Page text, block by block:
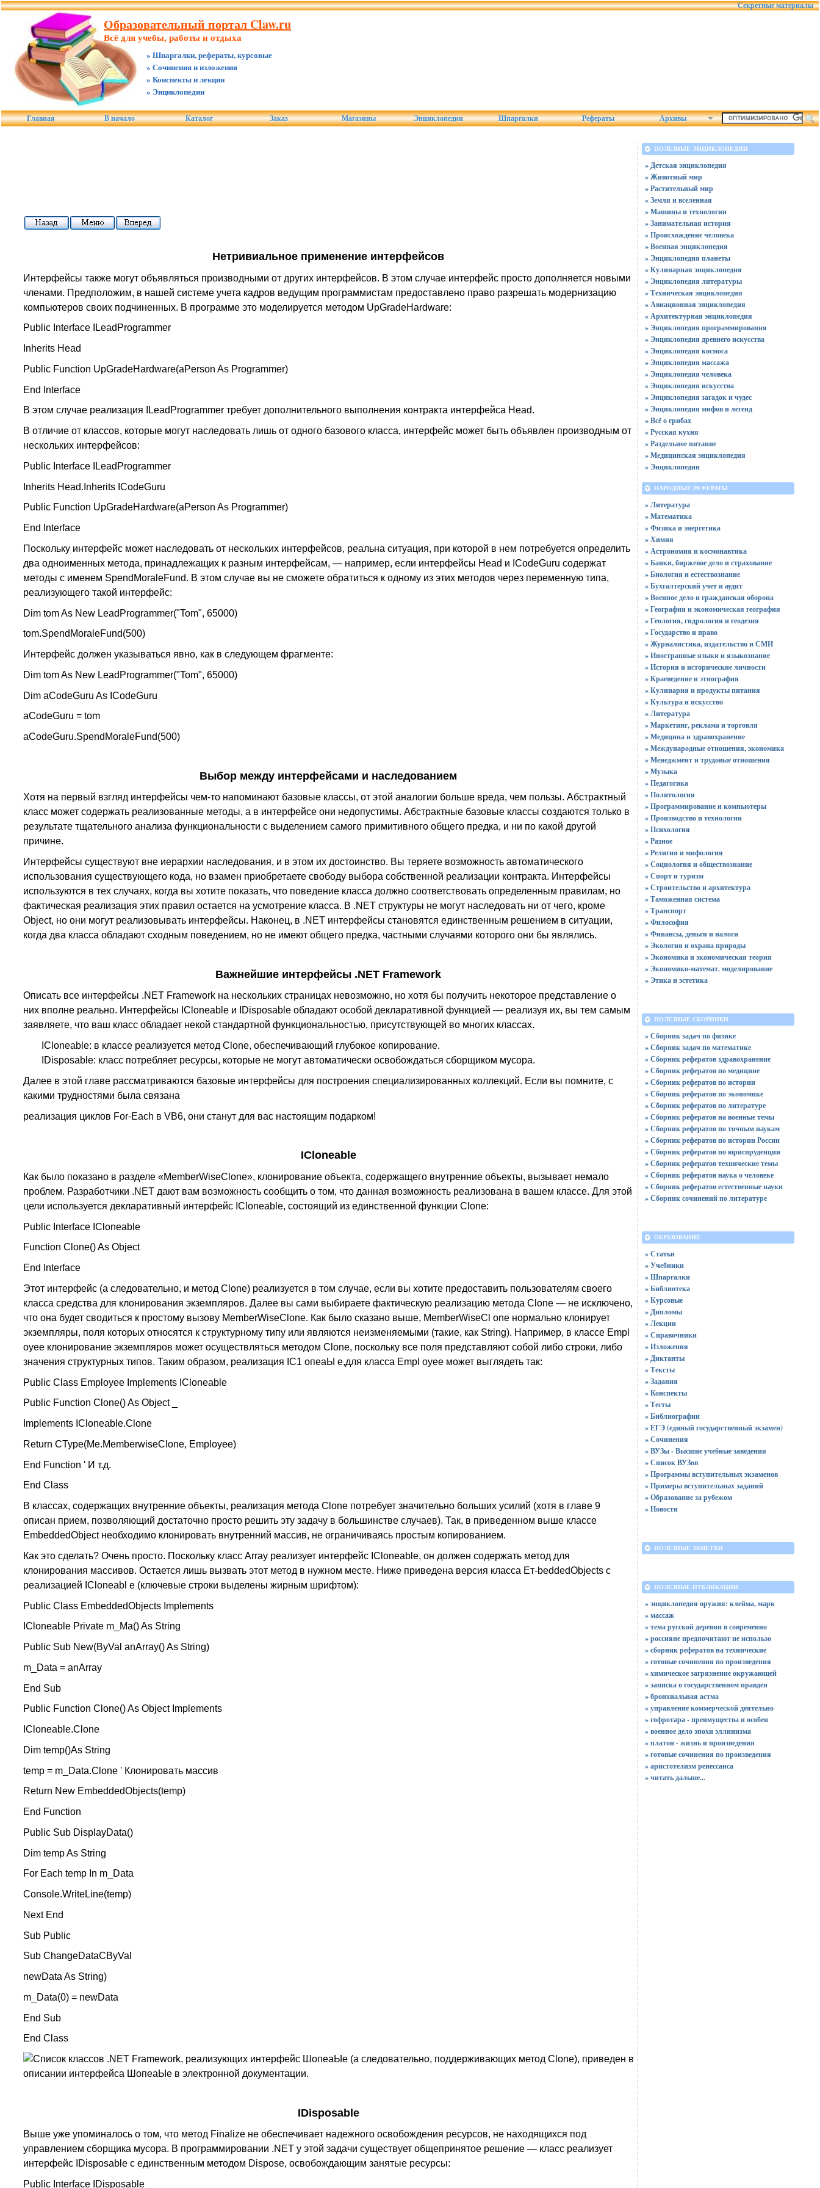
Секретные материалы
Образовательный портал Claw.ru
Всё для учебы, работы и отдыха
» Шпаргалки, рефераты, курсовые
» Сочинения и изложения
» Конспекты и лекции
» Энциклопедии
Главная В начало Каталог Заказ Магазины Энциклопедии Шпаргалки Рефераты Архивы
Нетривиальное применение интерфейсов
Интерфейсы также могут объявляться производными от других интерфейсов. В этом случае интерфейс просто дополняется новыми
членами. Предположим, в нашей системе учета кадров ведущим программистам предоставлено право разрешать модернизацию
компьютеров своих подчиненных. В программе это моделируется методом UpGradeHardware:
Public Interface ILeadProgrammer
Inherits Head
Public Function UpGradeHardware(aPerson As Programmer)
End Interface
В этом случае реализация ILeadProgrammer требует дополнительного выполнения контракта интерфейса Head.
В отличие от классов, которые могут наследовать лишь от одного базового класса, интерфейс может быть объявлен производным от
нескольких интерфейсов:
Public Interface ILeadProgrammer
Inherits Head.Inherits ICodeGuru
Public Function UpGradeHardware(aPerson As Programmer)
End Interface
Поскольку интерфейс может наследовать от нескольких интерфейсов, реальна ситуация, при которой в нем потребуется определить
два одноименных метода, принадлежащих к разным интерфейсам, — например, если интерфейсы Head и ICodeGuru содержат
методы с именем SpendMoraleFund. В этом случае вы не сможете обратиться к одному из этих методов через переменную типа,
реализующего такой интерфейс:
Dim tom As New LeadProgrammer("Tom", 65000)
tom.SpendMoraleFund(500)
Интерфейс должен указываться явно, как в следующем фрагменте:
Dim tom As New LeadProgrammer("Tom", 65000)
Dim aCodeGuru As ICodeGuru
aCodeGuru = tom
aCodeGuru.SpendMoraleFund(500)
Выбор между интерфейсами и наследованием
Хотя на первый взгляд интерфейсы чем-то напоминают базовые классы, от этой аналогии больше вреда, чем пользы. Абстрактный
класс может содержать реализованные методы, а в интерфейсе они недопустимы. Абстрактные базовые классы создаются только в
результате тщательного анализа функциональности с выделением самого примитивного общего предка, и ни по какой другой
причине.
Интерфейсы существуют вне иерархии наследования, и в этом их достоинство. Вы теряете возможность автоматического
использования существующего кода, но взамен приобретаете свободу выбора собственной реализации контракта. Интерфейсы
используются в тех случаях, когда вы хотите показать, что поведение класса должно соответствовать определенным правилам, но
фактическая реализация этих правил остается на усмотрение класса. В .NET структуры не могут наследовать ни от чего, кроме
Object, но они могут реализовывать интерфейсы. Наконец, в .NET интерфейсы становятся единственным решением в ситуации,
когда два класса обладают сходным поведением, но не имеют общего предка, частными случаями которого они бы являлись.
Важнейшие интерфейсы .NET Framework
Описать все интерфейсы .NET Framework на нескольких страницах невозможно, но хотя бы получить некоторое представление о
них вполне реально. Интерфейсы ICloneable и IDisposable обладают особой декларативной функцией — реализуя их, вы тем самым
заявляете, что ваш класс обладает некой стандартной функциональностью, присутствующей во многих классах.
ICloneable: в классе реализуется метод Clone, обеспечивающий глубокое копирование.
IDisposable: класс потребляет ресурсы, которые не могут автоматически освобождаться сборщиком мусора.
Далее в этой главе рассматриваются базовые интерфейсы для построения специализированных коллекций. Если вы помните, с
какими трудностями была связана
реализация циклов For-Each в VB6, они станут для вас настоящим подарком!
ICloneable
Как было показано в разделе «MemberWiseClone», клонирование объекта, содержащего внутренние объекты, вызывает немало
проблем. Разработчики .NET дают вам возможность сообщить о том, что данная возможность реализована в вашем классе. Для этой
цели используется декларативный интерфейс ICloneable, состоящий из единственной функции Clone:
Public Interface ICloneable
Function Clone() As Object
End Interface
Этот интерфейс (а следовательно, и метод Clone) реализуется в том случае, если вы хотите предоставить пользователям своего
класса средства для клонирования экземпляров. Далее вы сами выбираете фактическую реализацию метода Clone — не исключено,
что она будет сводиться к простому вызову MemberWiseClone. Как было сказано выше, MemberWiseCl one нормально клонирует
экземпляры, поля которых относятся к структурному типу или являются неизменяемыми (такие, как String). Например, в классе Empl
oyee клонирование экземпляров может осуществляться методом Clone, поскольку все поля представляют собой либо строки, либо
значения структурных типов. Таким образом, реализация IC1 опеаЫ е,для класса Empl oyee может выглядеть так:
Public Class Employee Implements ICloneable
Public Function Clone() As Object _
Implements ICloneable.Clone
Return CType(Me.MemberwiseClone, Employee)
End Function ' И т.д.
End Class
В классах, содержащих внутренние объекты, реализация метода Clone потребует значительно больших усилий (хотя в главе 9
описан прием, позволяющий достаточно просто решить эту задачу в большинстве случаев). Так, в приведенном выше классе
EmbeddedObject необходимо клонировать внутренний массив, не ограничиваясь простым копированием.
Как это сделать? Очень просто. Поскольку класс Array реализует интерфейс ICloneable, он должен содержать метод для
клонирования массивов. Остается лишь вызвать этот метод в нужном месте. Ниже приведена версия класса Ет-beddedObjects с
реализацией ICloneabl e (ключевые строки выделены жирным шрифтом):
Public Class EmbeddedObjects Implements
ICloneable Private m_Ma() As String
Public Sub New(ByVal anArray() As String)
m_Data = anArray
End Sub
Public Function Clone() As Object Implements
ICloneable.Clone
Dim temp()As String
temp = m_Data.Clone ' Клонировать массив
Return New EmbeddedObjects(temp)
End Function
Public Sub DisplayData()
Dim temp As String
For Each temp In m_Data
Console.WriteLine(temp)
Next End
Sub Public
Sub ChangeDataCByVal
newData As String)
m_Data(0) = newData
End Sub
End Class
Список классов .NET Framework, реализующих интерфейс ШопеаЫе (а следовательно, поддерживающих метод Clone), приведен в
описании интерфейса ШопеаЫе в электронной документации.
IDisposable
Выше уже упоминалось о том, что метод Finalize не обеспечивает надежного освобождения ресурсов, не находящихся под
управлением сборщика мусора. В программировании .NET у этой задачи существует общепринятое решение — класс реализует
интерфейс IDisposable с единственным методом Dispose, освобождающим занятые ресурсы:
Public Interface IDisposable
ПОЛЕЗНЫЕ ЭНЦИКЛОПЕДИИ
» Детская энциклопедия
» Животный мир
» Растительный мир
» Земля и вселенная
» Машины и технологии
» Занимательная история
» Происхождение человека
» Военная энциклопедия
» Энциклопедия планеты
» Кулинарная энциклопедия
» Энциклопедия литературы
» Техническая энциклопедия
» Авиационная энциклопедия
» Архитектурная энциклопедия
» Энциклопедия программирования
» Энциклопедия древнего искусства
» Энциклопедия космоса
» Энциклопедия массажа
» Энциклопедия человека
» Энциклопедия искусства
» Энциклопедия загадок и чудес
» Энциклопедия мифов и легенд
» Всё о грибах
» Русская кухня
» Раздельное питание
» Медицинская энциклопедия
» Энциклопедии
НАРОДНЫЕ РЕФЕРАТЫ
» Литература
» Математика
» Физика и энергетика
» Химия
» Астрономия и космонавтика
» Банки, биржевое дело и страхование
» Биология и естествознание
» Бухгалтерский учет и аудит
» Военное дело и гражданская оборона
» География и экономическая география
» Геология, гидрология и геодезия
» Государство и право
» Журналистика, издательство и СМИ
» Иностранные языки и языкознание
» История и исторические личности
» Краеведение и этнография
» Кулинария и продукты питания
» Культура и искусство
» Литература
» Маркетинг, реклама и торговля
» Медицина и здравохранение
» Международные отношения, экономика
» Менеджмент и трудовые отношения
» Музыка
» Педагогика
» Политология
» Программирование и компьютеры
» Производство и технологии
» Психология
» Разное
» Религия и мифология
» Социология и обществознание
» Спорт и туризм
» Строительство и архитектура
» Таможенная система
» Транспорт
» Философия
» Финансы, деньги и налоги
» Экология и охрана природы
» Экономика и экономическая теория
» Экономико-математ. моделирование
» Этика и эстетика
ПОЛЕЗНЫЕ СБОРНИКИ
» Сборник задач по физике
» Сборник задач по математике
» Сборник рефератов здравохранение
» Сборник рефератов по медицине
» Сборник рефератов по истории
» Сборник рефератов по экономике
» Сборник рефератов по литературе
» Сборник рефератов на военные темы
» Сборник рефератов по точным наукам
» Сборник рефератов по истории России
» Сборник рефератов по юриспруденции
» Сборник рефератов технические темы
» Сборник рефератов наука о человеке
» Сборник рефератов естественные науки
» Сборник сочинений по литературе
ОБРАЗОВАНИЕ
» Статьи
» Учебники
» Шпаргалки
» Библиотека
» Курсовые
» Дипломы
» Лекции
» Справочники
» Изложения
» Диктанты
» Тексты
» Задания
» Конспекты
» Тесты
» Библиографии
» ЕГЭ (единый государственный экзамен)
» Сочинения
» ВУЗы - Высшие учебные заведения
» Список ВУЗов
» Программы вступительных экзаменов
» Примеры вступительных заданий
» Образование за рубежом
» Новости
ПОЛЕЗНЫЕ ЗАМЕТКИ
ПОЛЕЗНЫЕ ПУБЛИКАЦИИ
» энциклопедия оружия: клейма, марк
» массаж
» тема русской деревни в современно
» россияне предпочитают не использо
» сборник рефератов на технические
» готовые сочинения по произведения
» химическое загрязнение окружающей
» записка о государственном правден
» бронхиальная астма
» управление коммерческой деятельно
» гофротара - преимущества и особен
» военное дело эпохи эллинизма
» платон - жизнь и произведения
» готовые сочинения по произведения
» аристотелизм ренессанса
»читать дальше...